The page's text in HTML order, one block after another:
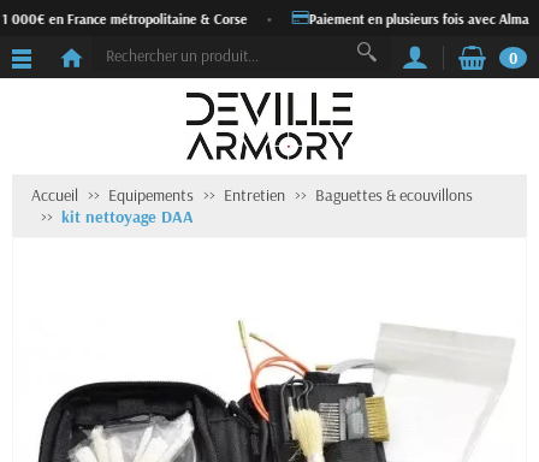
000€ en France métropolitaine & Corse Paiement en plusieurs fois avec Alma
0
Accueil Equipements Entretien
Baguettes & ecouvillons
kit nettoyage DAA